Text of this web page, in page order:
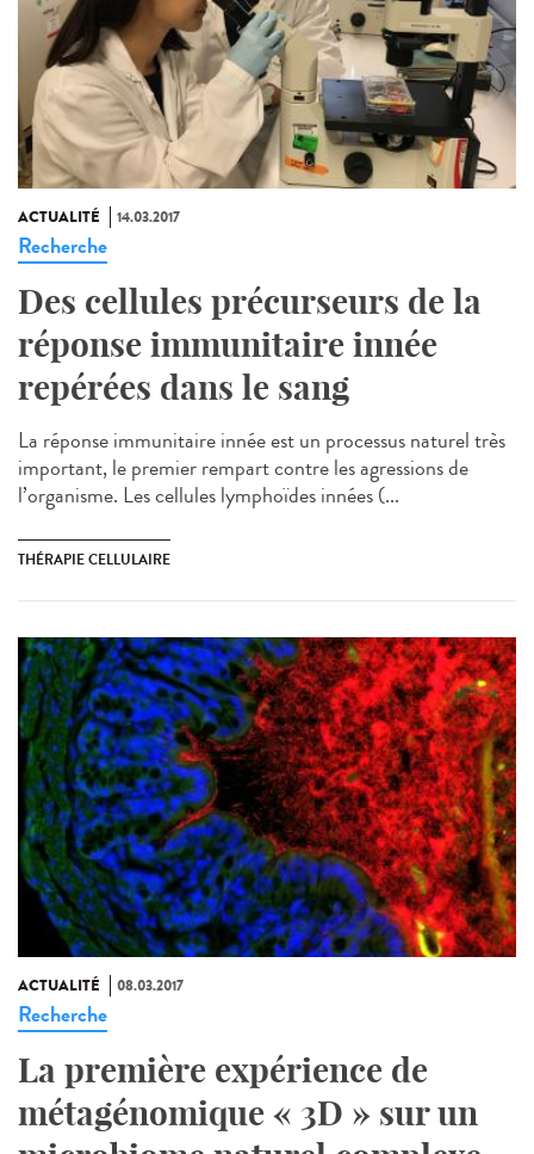
ACTUALITÉ 14.03.2017
Recherche
Des cellules précurseurs de la
réponse immunitaire innée
repérées dans le sang
La réponse immunitaire innée est un processus naturel très
important, le premier rempart contre les agressions de
l’organisme. Les cellules lymphoïdes innées (...
THÉRAPIE CELLULAIRE
ACTUALITÉ 08.03.2017
Recherche
La première expérience de
métagénomique « 3D » sur un